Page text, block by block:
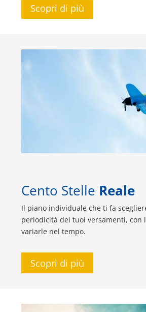
Scopri di più
Cento Stelle Reale
Il piano individuale che ti fa
periodicità dei tuoi versamenti, con
variarle nel tempo.
Scopri di più